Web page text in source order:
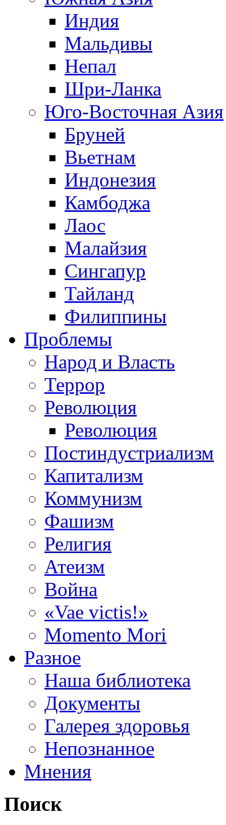
Индия
Мальдивы
Непал
Шри-Ланка
Юго-Восточная Азия
Бруней
Вьетнам
Индонезия
Камбоджа
Лаос
Малайзия
Сингапур
Тайланд
Филиппины
Проблемы
Народ и Власть
Террор
Революция
Революция
Постиндустриализм
Капитализм
Коммунизм
Фашизм
Религия
Атеизм
Война
«Vae victis!»
Momento Mori
Разное
Наша библиотека
Документы
Галерея здоровья
Непознанное
Мнения
Поиск